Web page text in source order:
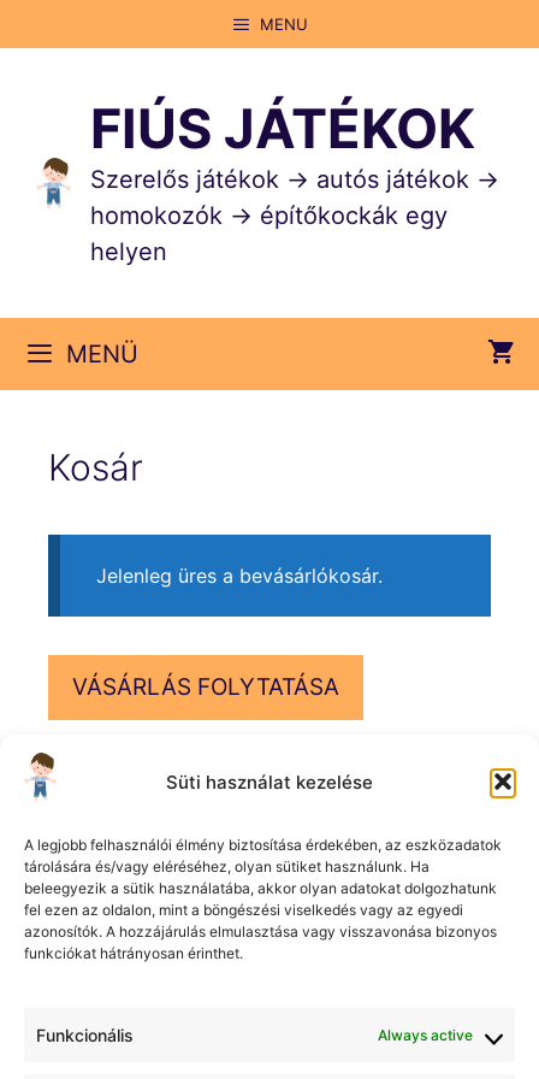
Süti használat kezelése
A legjobb felhasználói élmény biztosítása érdekében, az eszközadatok
tárolására és/vagy eléréséhez, olyan sütiket használunk. Ha
beleegyezik a sütik használatába, akkor olyan adatokat dolgozhatunk
fel ezen az oldalon, mint a böngészési viselkedés vagy az egyedi
azonosítók. A hozzájárulás elmulasztása vagy visszavonása bizonyos
funkciókat hátrányosan érinthet.
Funkcionális Always active
a
MENU
FIÚS JÁTÉKOK
Szerelős játékok → autós játékok →
homokozók → építőkockák egy
helyen
MENÜ
Kosár
Jelenleg üres a bevásárlókosár.
VÁSÁRLÁS FOLYTATÁSA
Termékkategóriák
Elérhetőségeink